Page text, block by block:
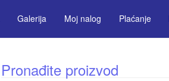
Galerija Moj nalog Plaćanje
Pronađite proizvod